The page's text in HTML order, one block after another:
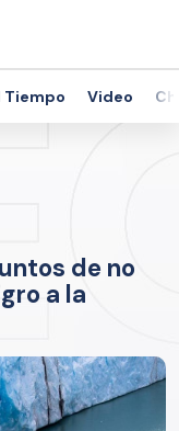
Tiempo Video
de no
a la